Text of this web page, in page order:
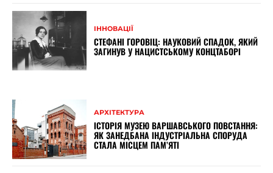
ІННОВАЦІЇ
СТЕФАНІ ГОРОВІЦ: НАУКОВИЙ СПАДОК, ЯКИЙ
ЗАГИНУВ У НАЦИСТСЬКОМУ КОНЦТАБОРІ
АРХІТЕКТУРА
ІСТОРІЯ МУЗЕЮ ВАРШАВСЬКОГО ПОВСТАННЯ:
ЯК ЗАНЕДБАНА ІНДУСТРІАЛЬНА СПОРУДА
СТАЛА МІСЦЕМ ПАМ’ЯТІ